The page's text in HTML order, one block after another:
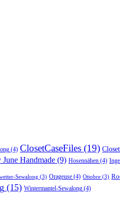
(4) ClosetCaseFiles (19)
June Handmade (9) Hosennähen (4)
Sewalong (3) Orageuse (4) Ottobre (3)
(15) Wintermantel-Sewalong (4)